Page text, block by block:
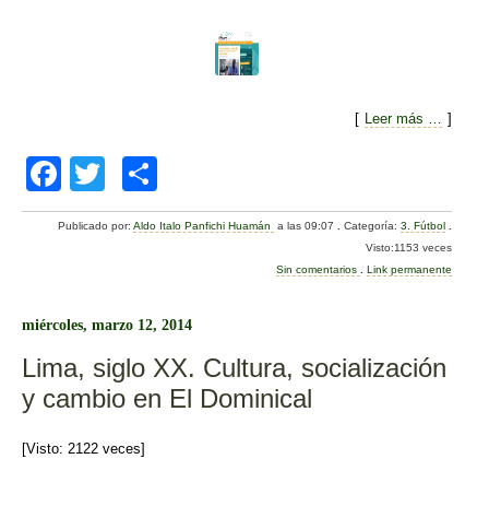
[ Leer más … ]
F
a
b
o
k
wi
tt
o
m
ar
tir
Publicado por:Aldo Italo Panfichi Huamán a las 09:07 .Categoría:3. Fútbol
Visto:1153 veces
Sin comentarios
Link permanente
miércoles, marzo 12, 2014
Lima, siglo XX. Cultura, socialización
y cambio en El Dominical
[Visto: 2122 veces]